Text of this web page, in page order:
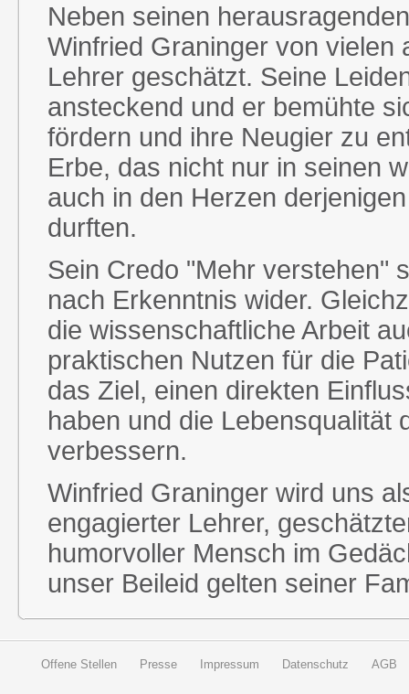
Neben seinen
Winfried Graninger von vielen
Lehrer geschätzt. Seine
ansteckend und er bemühte
fördern und ihre Neugier zu
Erbe, das nicht nur in seinen
auch in den Herzen
durften.
Sein Credo "Mehr verstehen"
nach Erkenntnis wider.
die wissenschaftliche Arbeit
praktischen Nutzen für die
das Ziel, einen direkten
haben und die Lebensqualität
verbessern.
Winfried Graninger wird uns
engagierter Lehrer,
humorvoller Mensch im
unser Beileid gelten seiner
Offene Stellen Presse Impressum Datenschutz AGB